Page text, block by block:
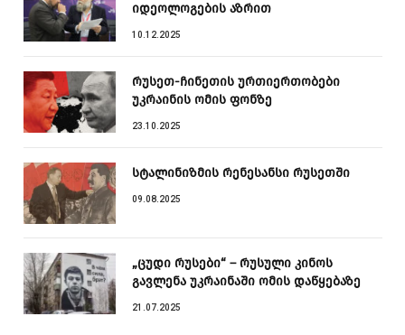
იდეოლოგების აზრით
10.12.2025
რუსეთ-ჩინეთის ურთიერთობები
უკრაინის ომის ფონზე
23.10.2025
სტალინიზმის რენესანსი რუსეთში
09.08.2025
„ცუდი რუსები“ – რუსული კინოს
გავლენა უკრაინაში ომის დაწყებაზე
21.07.2025